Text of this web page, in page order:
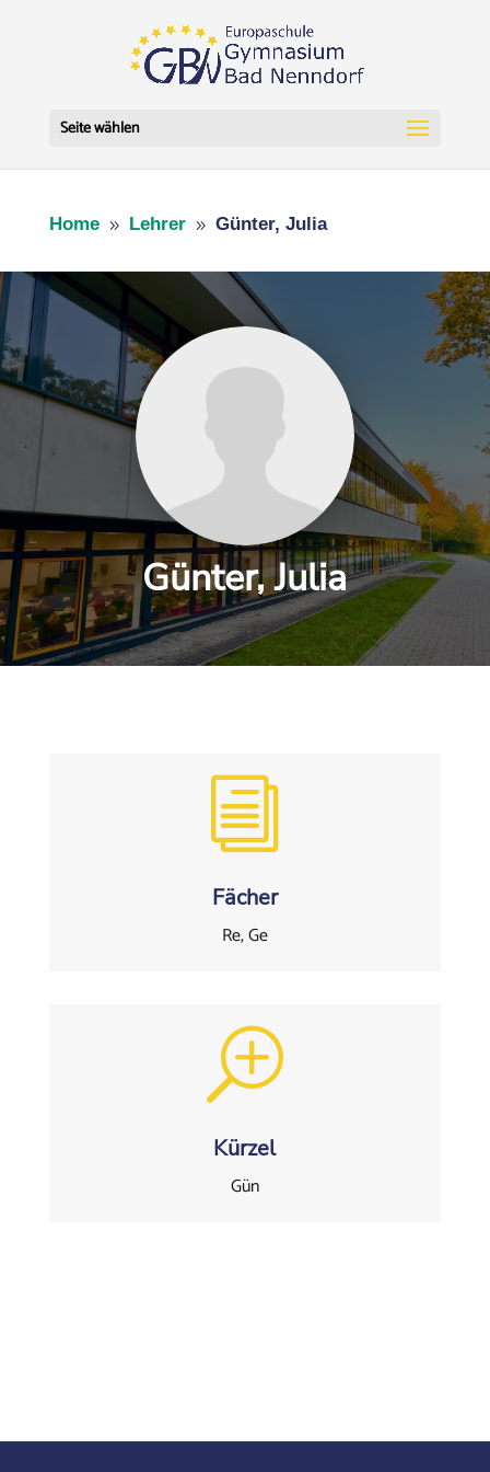
Seite wählen
Home 9 Lehrer 9 Günter, Julia
Günter, Julia
i
Fächer
Re, Ge
T
Kürzel
Gün